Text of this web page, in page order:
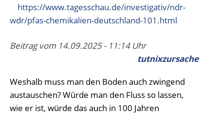
https://www.tagesschau.de/investigativ/ndr-
wdr/pfas-chemikalien-deutschland-101.html
Beitrag vom 14.09.2025 - 11:14 Uhr
tutnixzursache
Weshalb muss man den Boden auch zwingend
austauschen? Würde man den Fluss so lassen,
wie er ist, würde das auch in 100 Jahren